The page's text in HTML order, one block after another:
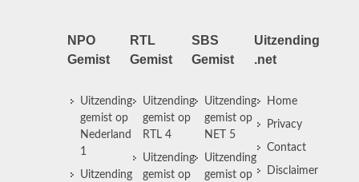
NPO
Gemist
Uitzending
gemist op
Nederland
1
Uitzending
RTL
Gemist
Uitzending
gemist op
RTL 4
Uitzending
gemist op
SBS
Gemist
Uitzending
gemist op
NET 5
Uitzending
gemist op
Uitzending
.net
Home
Privacy
Contact
Disclaimer